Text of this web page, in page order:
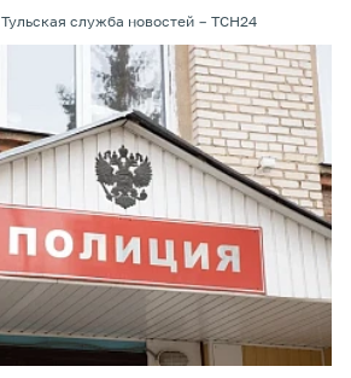
Тульская служба новостей ТСН24